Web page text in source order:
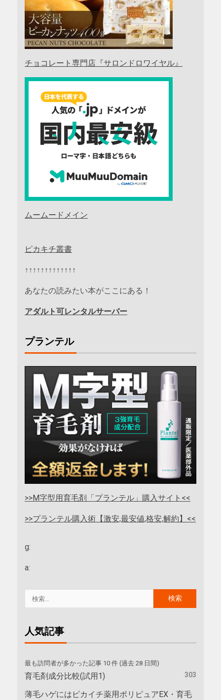
チョコレート専門店『サロンドロワイヤル』
ムームードメイン
ピカキチ叢書
↑↑↑↑↑↑↑↑↑↑↑↑↑
あなたの読みたい本がここにある！
アダルト可レンタルサーバー
プランテル
>>M字型用育毛剤「プランテル」購入サイト<<
>>プランテル購入術【激安,最安値,格安,解約】<<
g:
a:
人気記事
最も訪問者が多かった記事 10 件 (過去 28 日間)
育毛剤成分比較(試用1) 303
薄毛ハゲにはピカイチ薬用ポリピュアEX・育毛